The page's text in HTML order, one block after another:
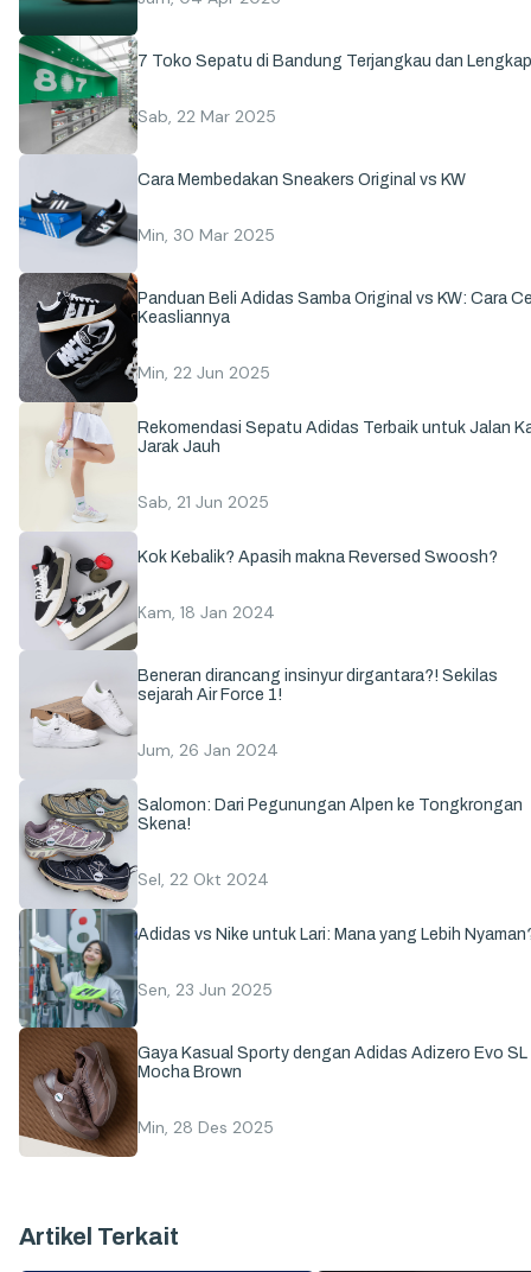
7 Toko Sepatu di Bandung Terjangkau dan Lengkap
Sab, 22 Mar 2025
Cara Membedakan Sneakers Original vs KW
Min, 30 Mar 2025
Panduan Beli Adidas Samba Original vs KW: Cara
Keasliannya
Min, 22 Jun 2025
Rekomendasi Sepatu Adidas Terbaik untuk Jalan
Jarak Jauh
Sab, 21 Jun 2025
Kok Kebalik? Apasih makna Reversed Swoosh?
Kam, 18 Jan 2024
Beneran dirancang insinyur dirgantara?! Sekilas
sejarah Air Force 1!
Jum, 26 Jan 2024
Salomon: Dari Pegunungan Alpen ke Tongkrongan
Skena!
Sel, 22 Okt 2024
Adidas vs Nike untuk Lari: Mana yang Lebih
Sen, 23 Jun 2025
Gaya Kasual Sporty dengan Adidas Adizero Evo SL
Mocha Brown
Min, 28 Des 2025
Artikel Terkait